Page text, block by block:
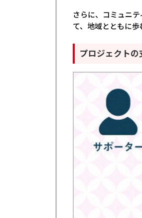
さらに、コミュニ
て、地域とともに歩
プロジェクトの